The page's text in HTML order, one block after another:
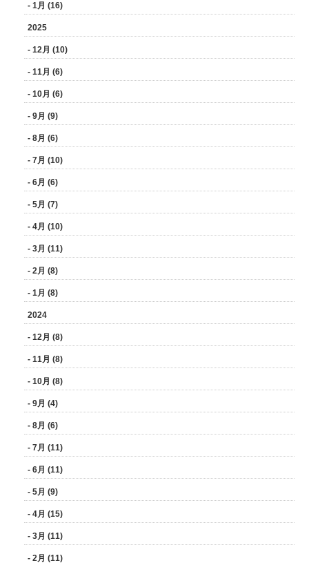
- 1月 (16)
2025
- 12月 (10)
- 11月 (6)
- 10月 (6)
- 9月 (9)
- 8月 (6)
- 7月 (10)
- 6月 (6)
- 5月 (7)
- 4月 (10)
- 3月 (11)
- 2月 (8)
- 1月 (8)
2024
- 12月 (8)
- 11月 (8)
- 10月 (8)
- 9月 (4)
- 8月 (6)
- 7月 (11)
- 6月 (11)
- 5月 (9)
- 4月 (15)
- 3月 (11)
- 2月 (11)